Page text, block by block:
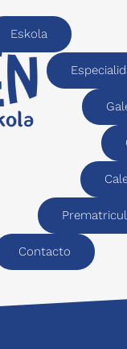
Eskola
Contacto